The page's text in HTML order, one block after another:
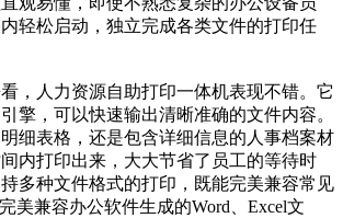
轻松启动，独立完成各类文件的打印任
人力资源自助打印一体机表现不错。它
擎，可以快速输出清晰准确的文件内容。
细表格，还是包含详细信息的人事档案材
内打印出来，大大节省了员工的等待时
多种文件格式的打印，既能完美兼容常见
美兼容办公软件生成的Word、Excel文